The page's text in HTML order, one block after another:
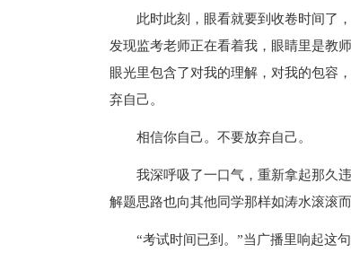
此时此刻，眼看就要到收卷时间了
发现监考老师正在看着我，眼睛里是教
眼光里包含了对我的理解，对我的包容
弃自己。
相信你自己。不要放弃自己。
我深呼吸了一口气，重新拿起那久
解题思路也向其他同学那样如涛水滚滚而
“考试时间已到。”当广播里响起这